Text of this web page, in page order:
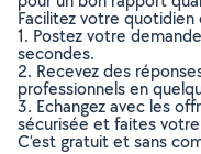
Facilitez votre quotidien
1. Postez votre
secondes.
2. Recevez des
professionnels en
3. Echangez avec les
sécurisée et faites
C’est gratuit et sans